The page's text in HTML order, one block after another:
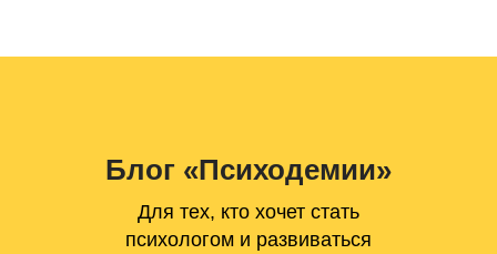
Блог «Психодемии»
Для тех, кто хочет стать
психологом и развиваться